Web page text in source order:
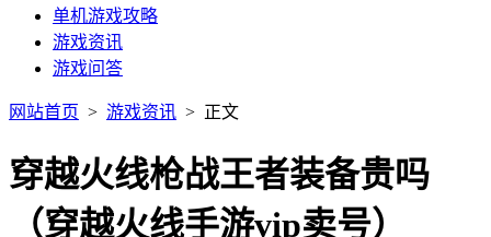
单机游戏攻略
游戏资讯
游戏问答
网站首页 > 游戏资讯 > 正文
穿越火线枪战王者装备贵吗
（穿越火线手游vip卖号）